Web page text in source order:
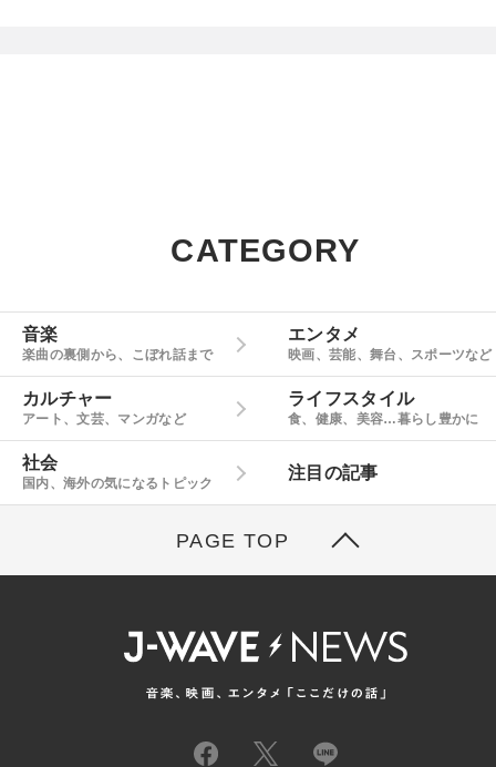
CATEGORY
音楽
楽曲の裏側から、こぼれ話まで
エンタメ
映画、芸能、舞台、スポーツなど
カルチャー
アート、文芸、マンガなど
ライフスタイル
食、健康、美容…暮らし豊かに
社会
国内、海外の気になるトピック
注目の記事
PAGE TOP